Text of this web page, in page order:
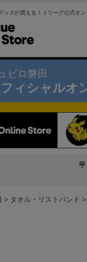
ッズが買える！Ｊリーグ公式オ
ビロ磐田
ィシャルオ
タオル・リストバンド